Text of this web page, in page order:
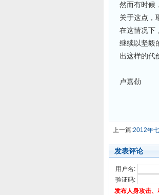
然而有时候
关于这点，
在这情况下
继续以坚毅
出这样的代
卢嘉勒
上一篇:2012年
发表评论
用户名:
验证码:
发布人身攻击、